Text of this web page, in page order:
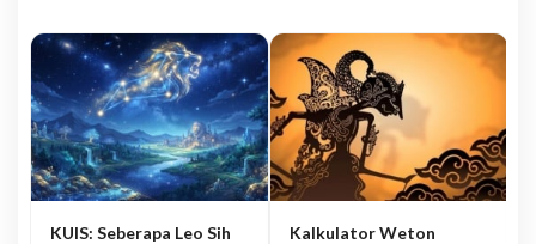
KUIS: Seberapa Leo Sih
Kalkulator Weton